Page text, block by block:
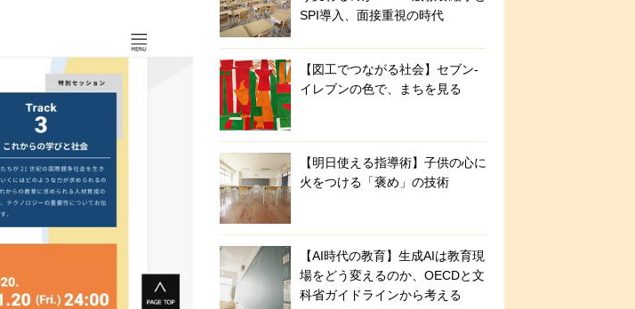
SPI導入、面接重視の時代
【図工でつながる社会】セブン‐
イレブンの色で、まちを見る
【明日使える指導術】子供の心に
火をつける「褒め」の技術
【AI時代の教育】生成AIは教育現
場をどう変えるのか、OECDと文
科省ガイドラインから考える